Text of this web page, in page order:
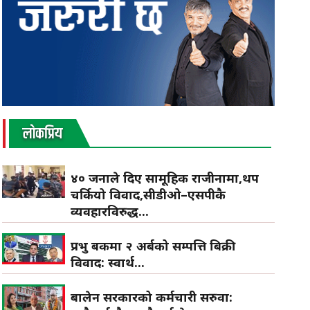
लाेकप्रिय
४० जनाले दिए सामूहिक राजीनामा,थप
चर्कियो विवाद,सीडीओ–एसपीकै
व्यवहारविरुद्ध...
प्रभु बैंकमा २ अर्बको सम्पत्ति बिक्री
विवाद: स्वार्थ...
बालेन सरकारको कर्मचारी सरुवा: